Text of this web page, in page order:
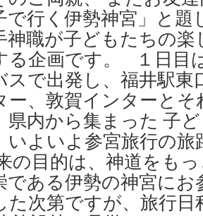
で行く伊勢神宮」と題
神職が子どもたちの
る企画です。 １日目
スで出発し、福井駅東
ー、敦賀インターと
県内から集まった 子
いよいよ参宮旅行の
の目的は、神道をも
である伊勢の神宮に
た次第ですが、旅行